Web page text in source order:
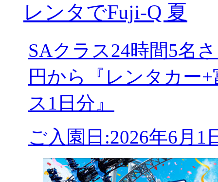
レンタでFuji-Q 夏
SAクラス24時間5名
円から『レンタカー
ス1日分』
ご入園日:2026年6月1